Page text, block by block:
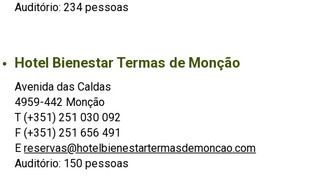
Auditório: 234 pessoas
Hotel Bienestar Termas de Monção
Avenida das Caldas
4959-442 Monção
T (+351) 251 030 092
F (+351) 251 656 491
Ereservas@hotelbienestartermasdemoncao.com
Auditório: 150 pessoas